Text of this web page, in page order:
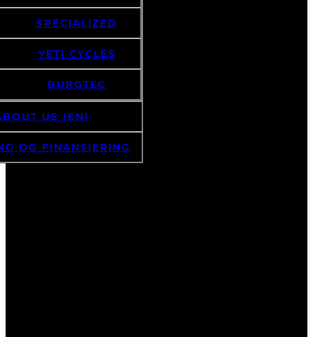
SPECIALIZED
YETI CYCLES
BURGTEC
US (EN)
OG FINANSIERING